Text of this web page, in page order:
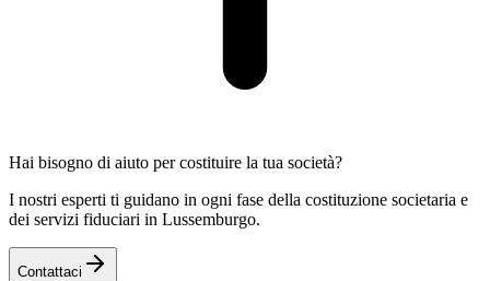
Hai bisogno di aiuto per costituire la tua società?
I nostri esperti ti guidano in ogni fase della costituzione societaria e
dei servizi fiduciari in Lussemburgo.
Contattaci